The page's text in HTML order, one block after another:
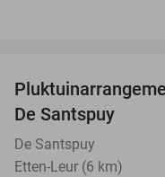
De Santspuy
De Santspuy
Etten-Leur (6 km)